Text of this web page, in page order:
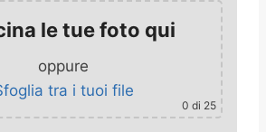
le tue foto qui
oppure
tra i tuoi file
0 di 25